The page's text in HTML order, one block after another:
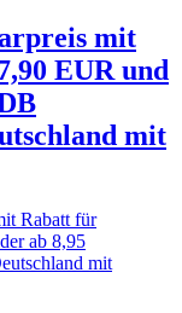
mit
EUR und
mit